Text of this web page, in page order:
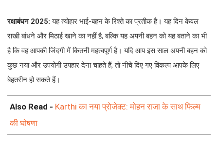
रक्षाबंधन 2025: यह त्योहार भाई-बहन के रिश्ते का प्रतीक है। यह दिन केवल
राखी बांधने और मिठाई खाने का नहीं है, बल्कि यह अपनी बहन को यह बताने का भी
है कि वह आपकी जिंदगी में कितनी महत्वपूर्ण है। यदि आप इस साल अपनी बहन को
कुछ नया और उपयोगी उपहार देना चाहते हैं, तो नीचे दिए गए विकल्प आपके लिए
बेहतरीन हो सकते हैं।
Also Read - Karthi का नया प्रोजेक्ट: मोहन राजा के साथ फिल्म
की घोषणा